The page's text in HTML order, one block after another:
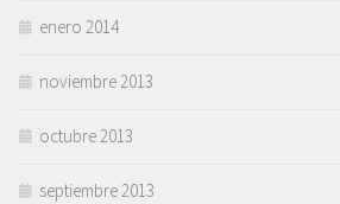
enero 2014
noviembre 2013
octubre 2013
septiembre 2013